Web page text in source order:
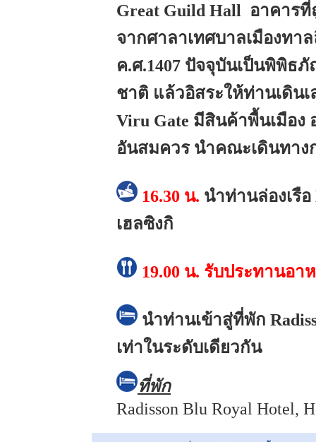
Great Guild Hall อาคาร
จากศาลาเทศบาลเมืองท
ค.ศ.1407 ปัจจุบันเป็นพิพิธ
ชาติ แล้วอิสระให้ท่านเดิน
Viru Gate มีสินค้าพื้นเมือง
อันสมควร นำคณะเดินทาง
16.30 น. นำท่านล่องเรือ
เฮลซิงกิ
19.00 น. รับประทานอา
นำท่านเข้าสู่ที่พัก
เท่าในระดับเดียวกัน
ที่พัก
Radisson Blu Royal Hotel,